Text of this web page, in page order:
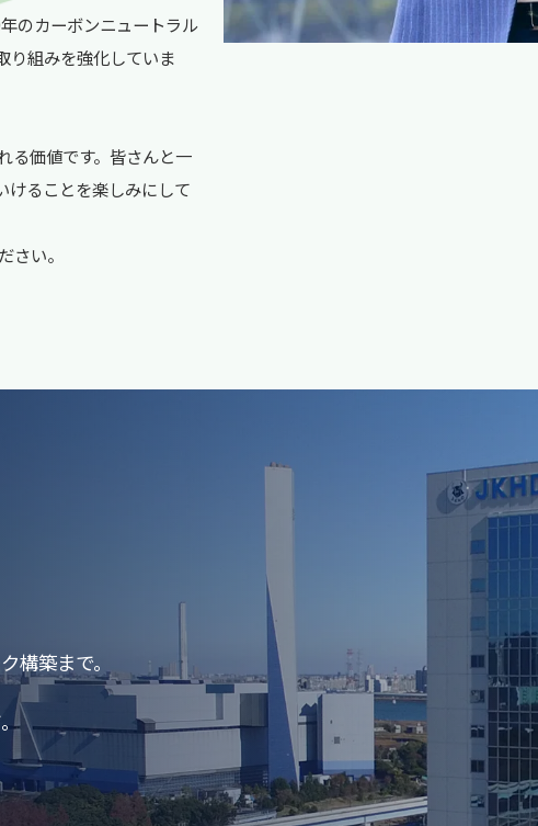
のカーボンニュートラル
り組みを強化していま
る価値です。皆さんと一
けることを楽しみにして
さい。
構築まで。